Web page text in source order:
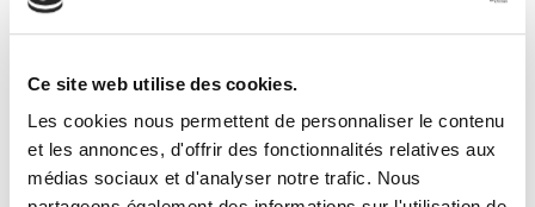
Ce site web utilise des cookies.
Les cookies nous permettent de personnaliser le contenu
et les annonces, d'offrir des fonctionnalités relatives aux
médias sociaux et d'analyser notre trafic. Nous